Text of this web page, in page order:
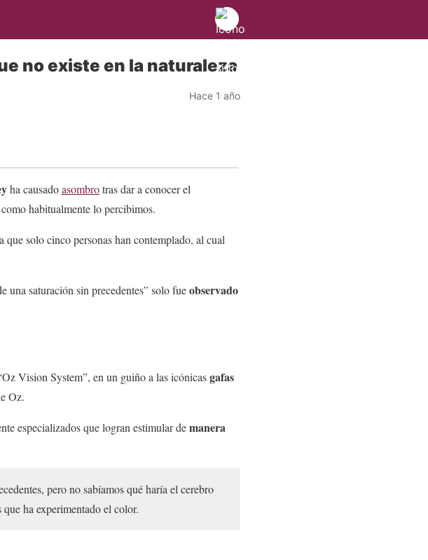
no existe en la naturaleza
Hace 1 año
ha causadoasombrotras dar a conocer el
habitualmente lo percibimos.
que solo cinco personas han contemplado, al cual
una saturación sin precedentes” solo fueobservado
Vision System”, en un guiño a las icónicasgafas
Oz.
especializados que logran estimular demanera
pero no sabíamos qué haría el cerebro
ha experimentado el color.